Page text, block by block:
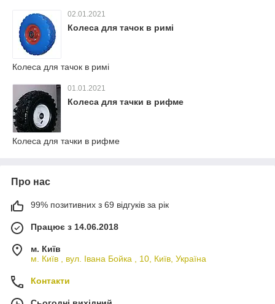
02.01.2021
Колеса для тачок в римі
Колеса для тачок в римі
01.01.2021
Колеса для тачки в рифме
Колеса для тачки в рифме
Про нас
99% позитивних з 69 відгуків за рік
Працює з 14.06.2018
м. Київ
м. Київ , вул. Івана Бойка , 10, Київ, Україна
Контакти